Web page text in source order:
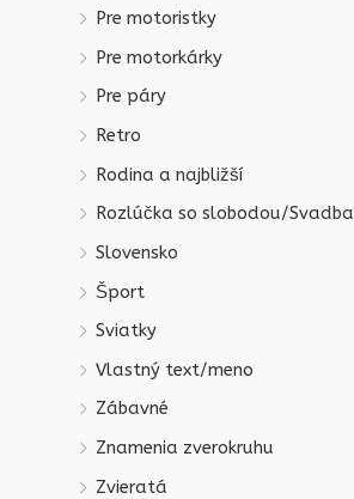
Pre motoristky
Pre motorkárky
Pre páry
Retro
Rodina a najbližší
Rozlúčka so slobodou/Svadba
Slovensko
Šport
Sviatky
Vlastný text/meno
Zábavné
Znamenia zverokruhu
Zvieratá